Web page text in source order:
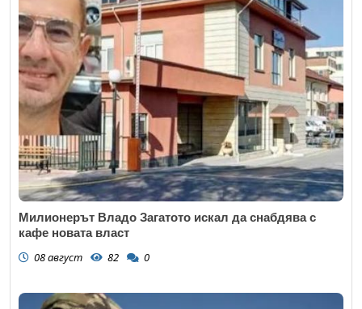
Милионерът Владо Загатото искал да снабдява с
кафе новата власт
08 август 82 0